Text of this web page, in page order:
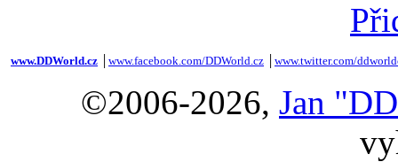
www.DDWorld.cz www.facebook.com/DDWorld.cz www.twitter.com/
©2006-2026, Jan